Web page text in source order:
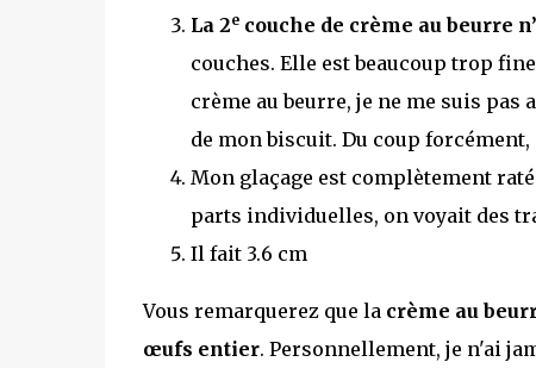
La 2ecouche de crème au beurre
couches. Elle est beaucoup trop
crème au beurre, je ne me suis pas
de mon biscuit. Du coup
Mon glaçage est complètement
parts individuelles, on voyait des
Il fait 3.6 cm
Vous remarquerez que la crème au
œufs entier. Personnellement, je n'ai